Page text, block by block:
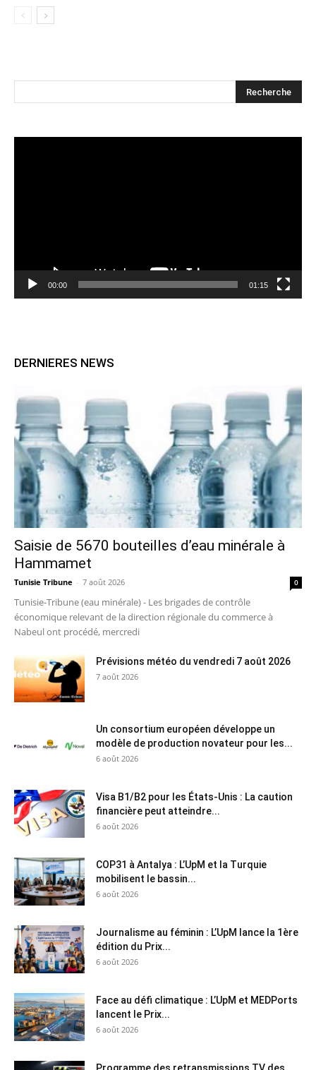
00:00 01:15
DERNIERES NEWS
Saisie de 5670 bouteilles d’eau minérale à
Hammamet
Tunisie Tribune - 7 août 2026 0
Tunisie-Tribune (eau minérale) - Les brigades de contrôle
économique relevant de la direction régionale du commerce à
Nabeul ont procédé, mercredi
Prévisions météo du vendredi 7 août 2026
7 août 2026
Un consortium européen développe un
modèle de production novateur pour les...
6 août 2026
Visa B1/B2 pour les États-Unis : La caution
financière peut atteindre...
6 août 2026
COP31 à Antalya : L’UpM et la Turquie
mobilisent le bassin...
6 août 2026
Journalisme au féminin : L’UpM lance la 1ère
édition du Prix...
6 août 2026
Face au défi climatique : L’UpM et MEDPorts
lancent le Prix...
6 août 2026
Programme des retransmissions TV des